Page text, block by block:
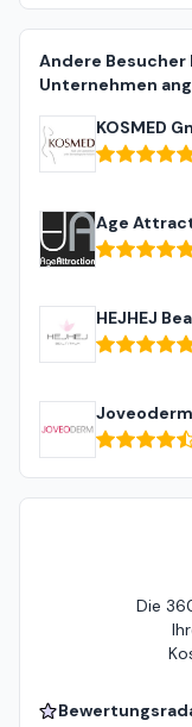
Andere Besucher
Unternehmen
KOSMED
Age
HEJHEJ
Die